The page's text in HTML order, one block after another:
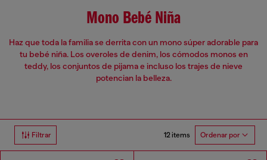
Mono Bebé Niña
Haz que toda la familia se derrita con un mono súper adorable para
tu bebé niña. Los overoles de denim, los cómodos monos en
teddy, los conjuntos de pijama e incluso los trajes de nieve
potencian la belleza.
Filtrar 12 items Ordenar por